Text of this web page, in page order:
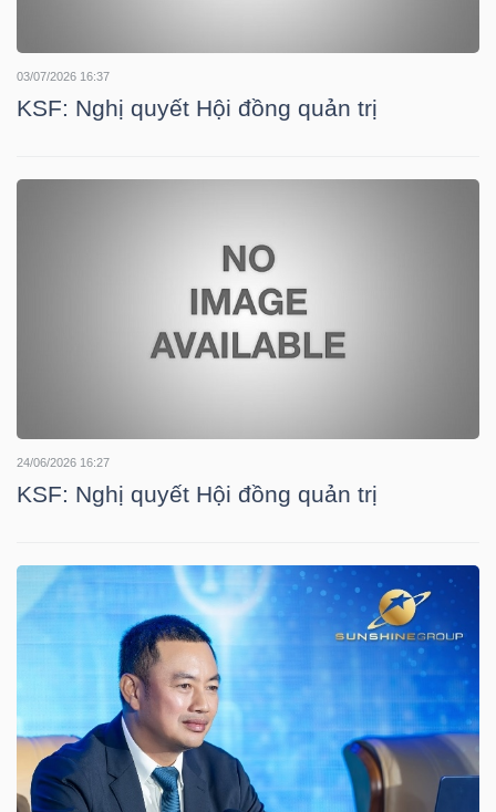
03/07/2026 16:37
KSF: Nghị quyết Hội đồng quản trị
24/06/2026 16:27
KSF: Nghị quyết Hội đồng quản trị
DÙNG
KHỎE
TÀI
CHÍNH
CÔNG
NGHỆ